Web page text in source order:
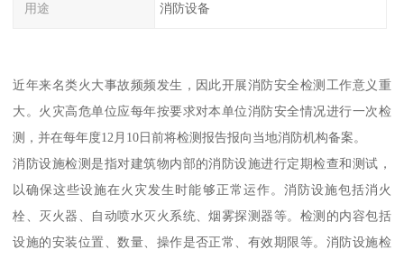
用途 消防设备
近年来名类火大事故频频发生，因此开展消防安全检测工作意义重
大。火灾高危单位应每年按要求对本单位消防安全情况进行一次检
测，并在每年度12月10日前将检测报告报向当地消防机构备案。
消防设施检测是指对建筑物内部的消防设施进行定期检查和测试，
以确保这些设施在火灾发生时能够正常运作。消防设施包括消火
栓、灭火器、自动喷水灭火系统、烟雾探测器等。检测的内容包括
设施的安装位置、数量、操作是否正常、有效期限等。消防设施检